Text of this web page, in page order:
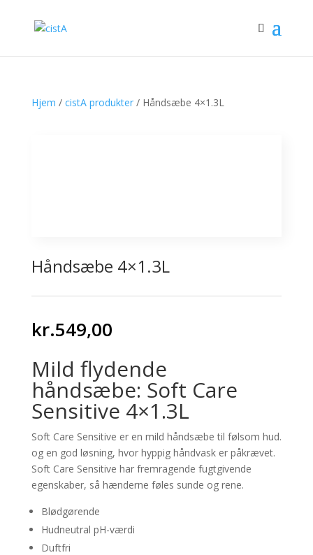
Hjem / cistA produkter/ Håndsæbe 4×1.3L
Håndsæbe 4×1.3L
kr.549,00
Mild flydende
håndsæbe: Soft Care
Sensitive 4×1.3L
Soft Care Sensitive er en mild håndsæbe til følsom hud.
og en god løsning, hvor hyppig håndvask er påkrævet.
Soft Care Sensitive har fremragende fugtgivende
egenskaber, så hænderne føles sunde og rene.
Blødgørende
Hudneutral pH-værdi
Duftfri